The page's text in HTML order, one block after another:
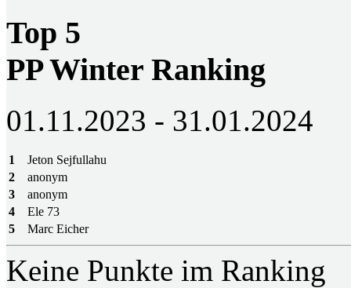
Top 5
PP Winter Ranking
01.11.2023 - 31.01.2024
1
Jeton Sejfullahu
2
anonym
3
anonym
4
Ele 73
5
Marc Eicher
Keine Punkte im Ranking